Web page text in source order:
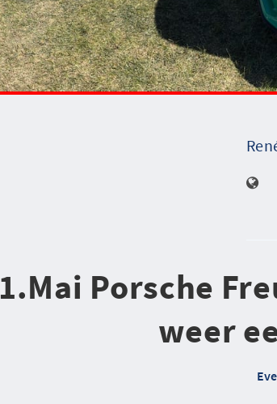
1.Mai Porsche
weer